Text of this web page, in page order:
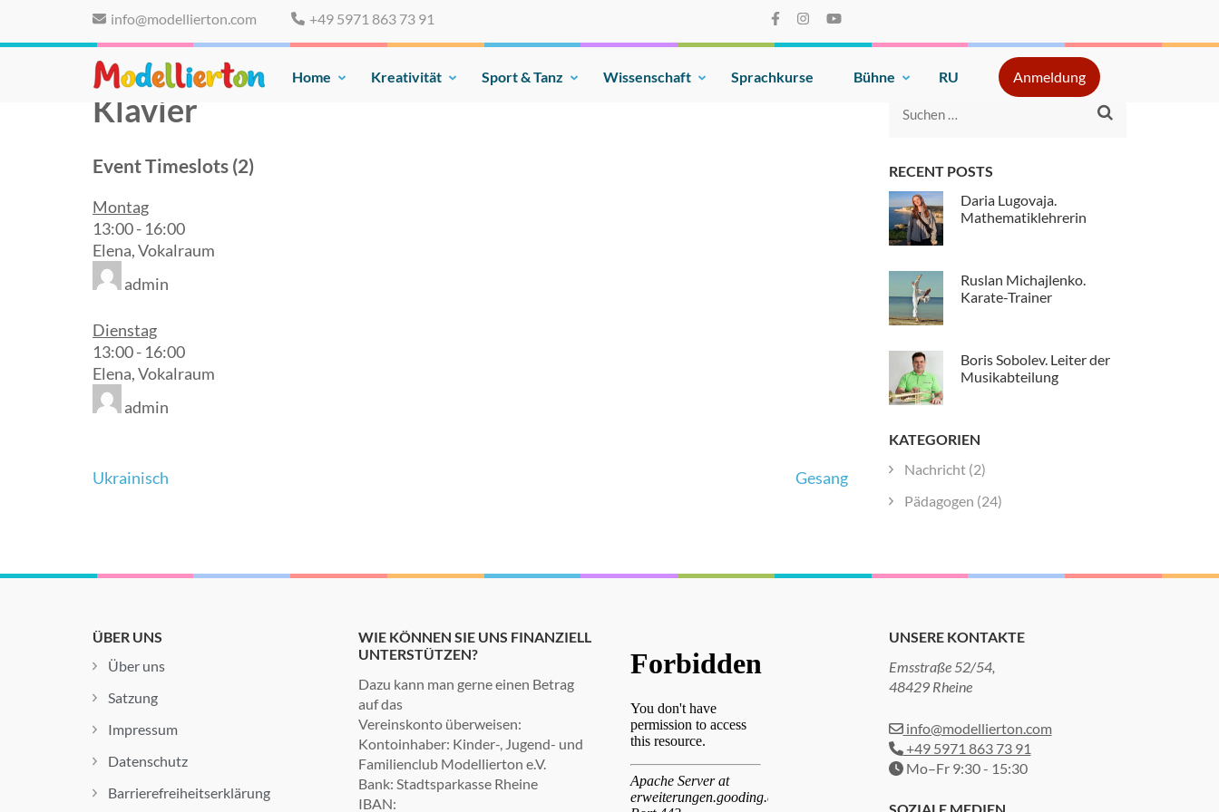
content
info@modellierton.com +49 5971 863 73 91
Familienclub Modellierton e.V.
Home Kreativität Sport & Tanz Wissenschaft Sprachkurse Bühne RU Anmeldung
Klavier
Event Timeslots (2)
Montag
13:00- 16:00
Elena, Vokalraum
admin
Dienstag
13:00- 16:00
Elena, Vokalraum
admin
Beitrags-
Ukrainisch Gesang
Suche
RECENT POSTS
Daria Lugovaja.
Mathematiklehrerin
Ruslan Michajlenko.
Karate-Trainer
Boris Sobolev. Leiter der
Musikabteilung
KATEGORIEN
Nachricht(2)
Pädagogen (24)
ÜBER UNS
Über uns
Satzung
Impressum
Datenschutz
Barrierefreiheitserklärung
WIE KÖNNEN SIE UNS FINANZIELL
UNTERSTÜTZEN?
Dazu kann man gerne einen Betrag
auf das
Vereinskonto überweisen:
Kontoinhaber: Kinder-, Jugend- und
Familienclub Modellierton e.V.
Bank: Stadtsparkasse Rheine
IBAN:
UNSERE KONTAKTE
Emsstraße 52/54,
48429 Rheine
info@modellierton.com
+49 5971 863 73 91
Mo–Fr 9:30 - 15:30